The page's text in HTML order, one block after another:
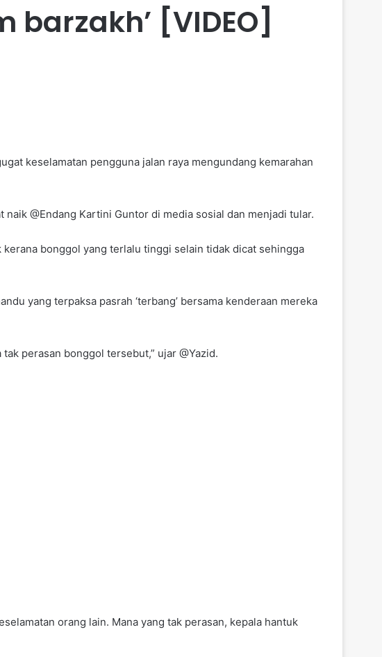
[VIDEO]
keselamatan pengguna jalan raya mengundang kemarahan
@Endang Kartini Guntor di media sosial dan menjadi tular.
bonggol yang terlalu tinggi selain tidak dicat sehingga
yang terpaksa pasrah ‘terbang’ bersama kenderaan mereka
perasan bonggol tersebut,” ujar @Yazid.
orang lain. Mana yang tak perasan, kepala hantuk